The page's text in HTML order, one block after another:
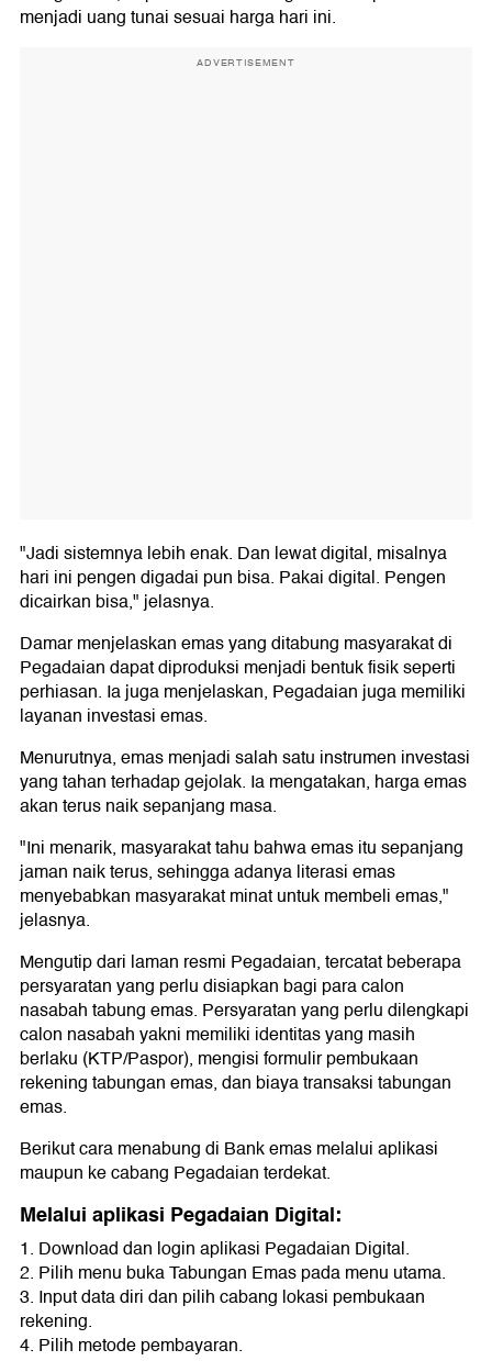
menjadi uang tunai sesuai harga hari ini.
ADVERTISEMENT
"Jadi sistemnya lebih enak. Dan lewat digital, misalnya
hari ini pengen digadai pun bisa. Pakai digital. Pengen
dicairkan bisa," jelasnya.
Damar menjelaskan emas yang ditabung masyarakat di
Pegadaian dapat diproduksi menjadi bentuk fisik seperti
perhiasan. Ia juga menjelaskan, Pegadaian juga memiliki
layanan investasi emas.
Menurutnya, emas menjadi salah satu instrumen investasi
yang tahan terhadap gejolak. Ia mengatakan, harga emas
akan terus naik sepanjang masa.
"Ini menarik, masyarakat tahu bahwa emas itu sepanjang
jaman naik terus, sehingga adanya literasi emas
menyebabkan masyarakat minat untuk membeli emas,"
jelasnya.
Mengutip dari laman resmi Pegadaian, tercatat beberapa
persyaratan yang perlu disiapkan bagi para calon
nasabah tabung emas. Persyaratan yang perlu dilengkapi
calon nasabah yakni memiliki identitas yang masih
berlaku (KTP/Paspor), mengisi formulir pembukaan
rekening tabungan emas, dan biaya transaksi tabungan
emas.
Berikut cara menabung di Bank emas melalui aplikasi
maupun ke cabang Pegadaian terdekat.
Melalui aplikasi Pegadaian Digital:
1. Download dan login aplikasi Pegadaian Digital.
2. Pilih menu buka Tabungan Emas pada menu utama.
3. Input data diri dan pilih cabang lokasi pembukaan
rekening.
4. Pilih metode pembayaran.